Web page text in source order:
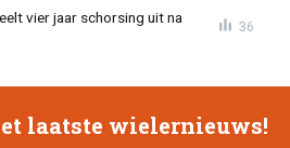
vier jaar schorsing uit na
36
laatste wielernieuws!